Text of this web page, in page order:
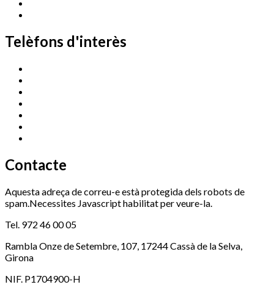
Telèfons d'interès
Contacte
Aquesta adreça de correu-e està protegida dels robots de
spam.Necessites Javascript habilitat per veure-la.
Tel. 972 46 00 05
Rambla Onze de Setembre, 107, 17244 Cassà de la Selva,
Girona
NIF. P1704900-H